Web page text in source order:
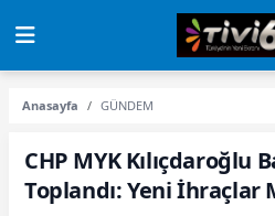
Anasayfa GÜNDEM
CHP MYK Kılıçdaroğlu
Toplandı: Yeni İhraçlar